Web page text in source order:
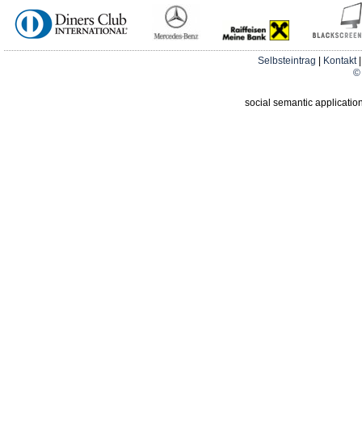
Selbsteintrag Kontakt
©
social semantic